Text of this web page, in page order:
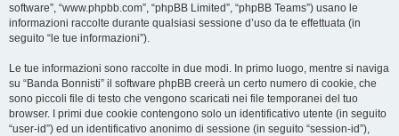
software”, “www.phpbb.com”, “phpBB Limited”, “phpBB Teams”) usano le
informazioni raccolte durante qualsiasi sessione d’uso da te effettuata (in
seguito “le tue informazioni”).
Le tue informazioni sono raccolte in due modi. In primo luogo, mentre si naviga
su “Banda Bonnisti” il software phpBB creerà un certo numero di cookie, che
sono piccoli file di testo che vengono scaricati nei file temporanei del tuo
browser. I primi due cookie contengono solo un identificativo utente (in seguito
“user-id”) ed un identificativo anonimo di sessione (in seguito “session-id”),